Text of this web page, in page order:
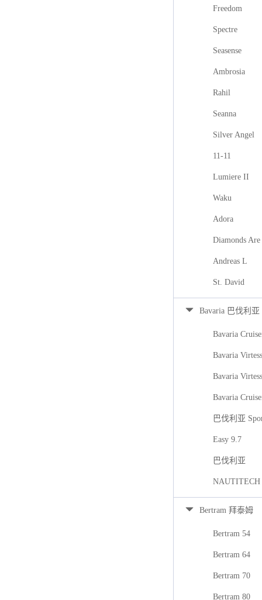
Freedom
Spectre
Seasense
Ambrosia
Rahil
Seanna
Silver Angel
11-11
Lumiere II
Waku
Adora
Diamonds
Andreas L
St. David
Bavaria 巴伐利亚
Bavaria
Bavaria
Bavaria
Bavaria
巴伐利亚
Easy 9.7
巴伐利亚
NAUTITECH
Bertram 拜泰姆
Bertram 54
Bertram 64
Bertram 70
Bertram 80